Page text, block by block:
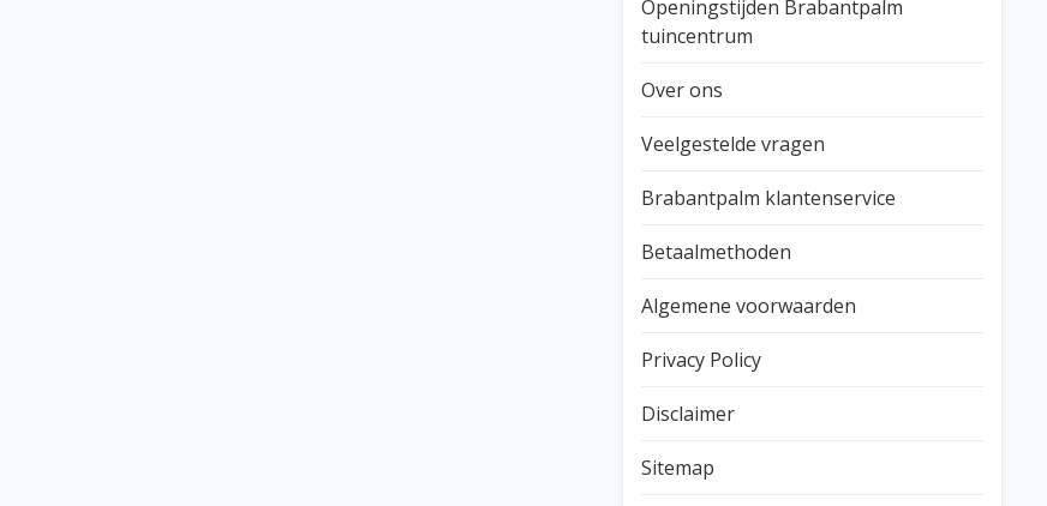
Openingstijden Brabantpalm
tuincentrum
Over ons
Veelgestelde vragen
Brabantpalm klantenservice
Betaalmethoden
Algemene voorwaarden
Privacy Policy
Disclaimer
Sitemap